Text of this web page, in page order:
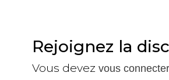
Rejoignez la
Vous devez vous connecter